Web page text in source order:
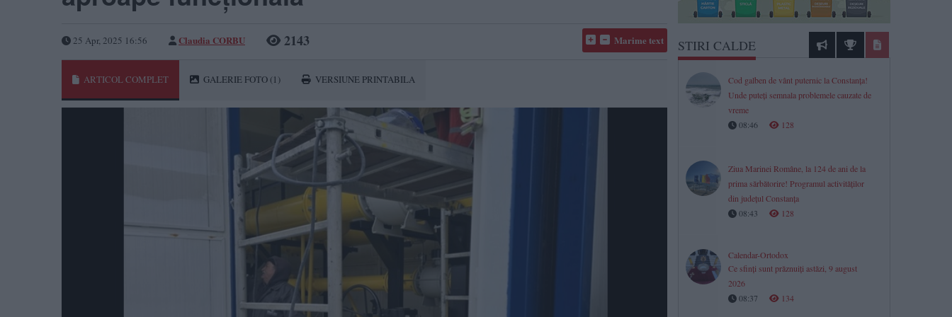
25 Apr, 2025 16:56 Claudia CORBU 2143 Marime text
ARTICOL COMPLET GALERIE FOTO (1) VERSIUNE PRINTABILA
STIRI CALDE
Cod galben de vânt puternic la Constanța!
Unde puteți semnala problemele cauzate de
vreme
08:46
128
Ziua Marinei Române, la 124 de ani de la
prima sărbătorire! Programul activităților
din județul Constanța
08:43
128
Calendar-Ortodox
Ce sfinți sunt prăznuiți astăzi, 9 august
2026
08:37
134